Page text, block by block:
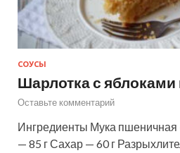
СОУСЫ
Шарлотка с яблоками
Оставьте комментарий
Ингредиенты Мука пшеничная
— 85 г Сахар — 60 г